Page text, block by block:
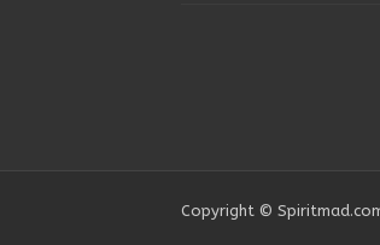
Copyright ©